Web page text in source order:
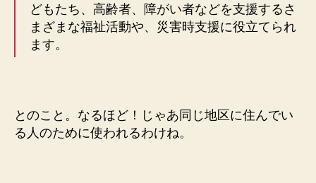
どもたち、高齢者、障がい者などを支援するさ
まざまな福祉活動や、災害時支援に役立てられ
ます。
とのこと。なるほど！じゃあ同じ地区に住んでい
る人のために使われるわけね。